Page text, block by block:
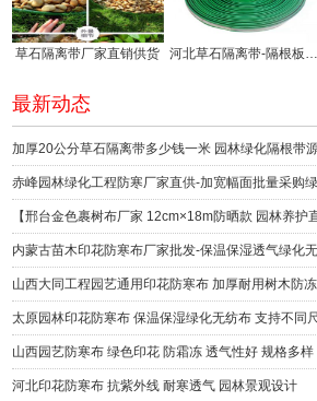
草石隔离带厂家直销供货
最新动态
山西园艺防寒布 绿色印花 防霜冻 透气性好 规格多样
河北印花防寒布 抗紫外线 耐寒透气 园林景观设计